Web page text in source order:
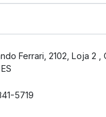
Ferrari, 2102, Loja 2 ,
5719